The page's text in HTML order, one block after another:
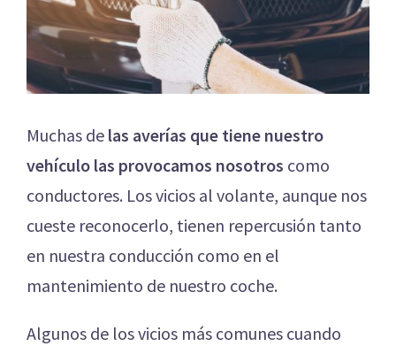
Muchas de las averías que tiene nuestro
vehículo las provocamos nosotros como
conductores. Los vicios al volante, aunque nos
cueste reconocerlo, tienen repercusión tanto
en nuestra conducción como en el
mantenimiento de nuestro coche.
Algunos de los vicios más comunes cuando